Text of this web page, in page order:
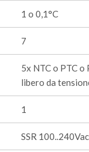
1 o 0,1°C
7
5x NTC o PTC
libero da
1
SSR